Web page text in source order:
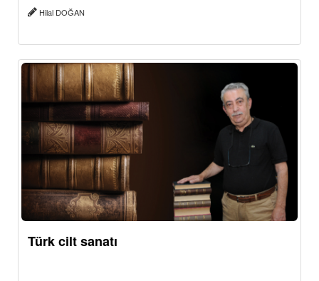
Hilal DOĞAN
Türk cilt sanatı